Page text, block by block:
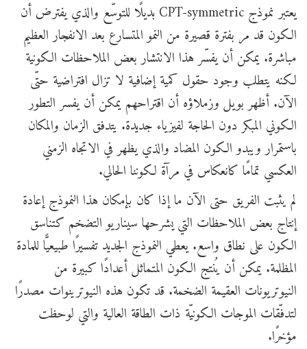
يعتبر نموذج CPT-symmetric بديلًا للتوسّع والذي يفترض أن
الكون قد مر بفترة قصيرة من النمو المتسارع بعد الانفجار العظيم
مباشرة. يمكن أن يفسّر هذا الانتشار بعض الملاحظات الكونية
لكنه يتطلب وجود حقول كمية إضافية لا تزال افتراضية حتّى
الآن. أظهر بويل وزملاؤه أن اقتراحهم يمكن أن يفسر التطور
الكوني المبكر دون الحاجة لفيزياء جديدة. يتدفق الزمان والمكان
باستمرار ويبدو الكون المضاد والذي يظهر في الاتجاه الزمني
العكسي تمامًا كانعكاس في مرآة لكوننا الحالي.
لم يثبت الفريق حتى الآن ما إذا كان بإمكان هذا النموذج إعادة
إنتاج بعض الملاحظات التي يشرحها سيناريو التضخم كتناسق
الكون على نطاق واسع. يعطي النموذج الجديد تفسيرًا طبيعيًّا للمادة
المظلمة. يمكن أن يُنتج الكون المتماثل أعدادًا كبيرة من
النيوتريونات العقيمة الضخمة. قد تكون هذه النيوترينوات مصدرًا
لتدفّقات الموجات الكونيّة ذات الطاقة العالية والتي لوحظت
مؤخرًا.